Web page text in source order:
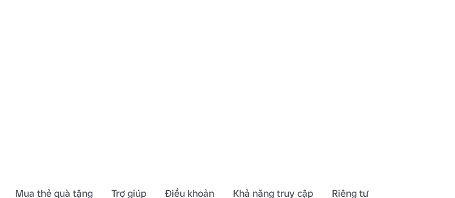
Mua thẻ quà tặng Trợ giúp Điều khoản Khả năng truy cập Riêng tư